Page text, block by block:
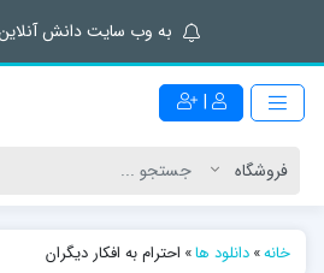
به وب سایت دانش
|
خانه»دانلود ها» احترام به افکار دیگران